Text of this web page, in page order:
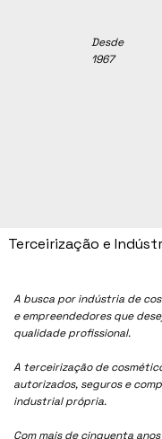
Desde
1967
A busca por indústria de
e empreendedores que
qualidade profissional.
A terceirização de
autorizados, seguros e
industrial própria.
Com mais de cinquenta
Terceirização e